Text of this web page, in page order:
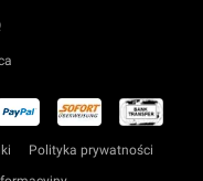
Polityka prywatności